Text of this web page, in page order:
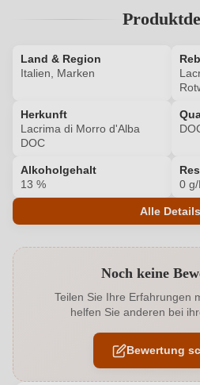
Land & Region
Italien, Marken
Herkunft
Lacrima di Morro d'Alba
DOC
Alkoholgehalt
13 %
0
Alle Details
Alkoholgehalt in %
Allergene
Ausbau
Noch keine
Teilen Sie Ihre Erfahrungen
helfen Sie anderen bei
Bewertung